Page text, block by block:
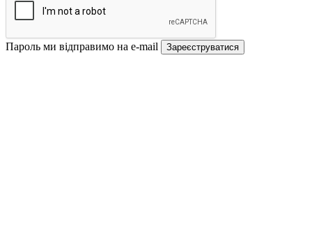
Пароль ми відправимо на e-mail Зареєструватися